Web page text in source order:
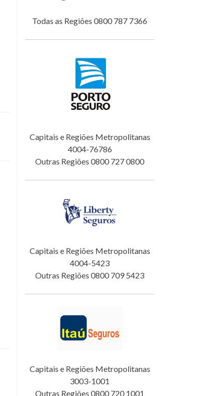
Todas as Regiões 0800 787 7366
Capitais e Regiões Metropolitanas
4004-76786
Outras Regiões 0800 727 0800
Capitais e Regiões Metropolitanas
4004-5423
Outras Regiões 0800 709 5423
Capitais e Regiões Metropolitanas
3003-1001
Outras Regiões 0800 720 1001